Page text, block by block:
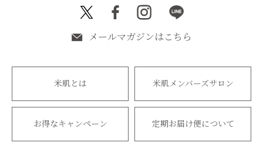
メールマガジンはこちら
米肌とは 米肌メンバーズサロン
お得なキャンペーン 定期お届け便について